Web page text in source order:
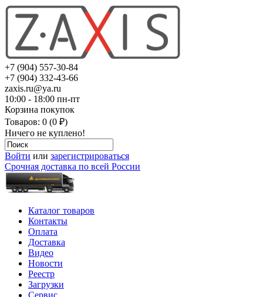
+7 (904) 557-30-84
+7 (904) 332-43-66
zaxis.ru@ya.ru
10:00 - 18:00 пн-пт
Корзина покупок
Товаров: 0 (0 ₽)
Ничего не куплено!
Войти или зарегистрироваться
Срочная доставка по всей России
Каталог товаров
Контакты
Оплата
Доставка
Видео
Новости
Реестр
Загрузки
Сервис